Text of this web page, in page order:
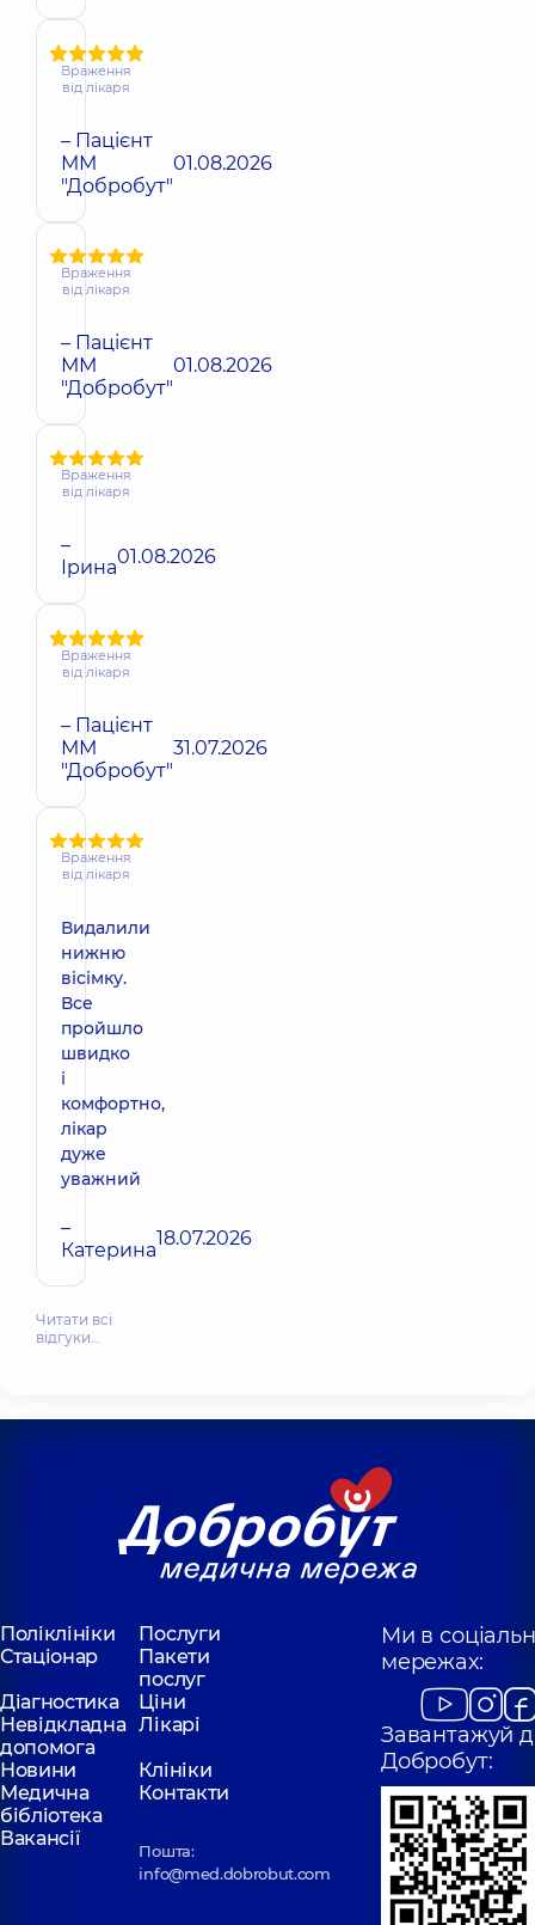
Враження
від лікаря
– Пацієнт
ММ
"Добробут"
01.08.2026
Враження
від лікаря
– Пацієнт
ММ
"Добробут"
01.08.2026
Враження
від лікаря
–
Ірина01.08.2026
Враження
від лікаря
– Пацієнт
ММ
"Добробут"
31.07.2026
Враження
від лікаря
Видалили
нижню
вісімку.
Все
пройшло
швидко
і
комфортно,
лікар
дуже
уважний
–
Катерина18.07.2026
Читати всі
відгуки…
Поліклініки
Послуги
Стаціонар
Пакети
послуг
Діагностика
Ціни
Невідкладна
допомога
Лікарі
Новини
Клініки
Медична
бібліотека
Контакти
Вакансії
Пошта:
info@med.dobrobut.com
Ми в
мережах:
Завантажуй
Добробут: